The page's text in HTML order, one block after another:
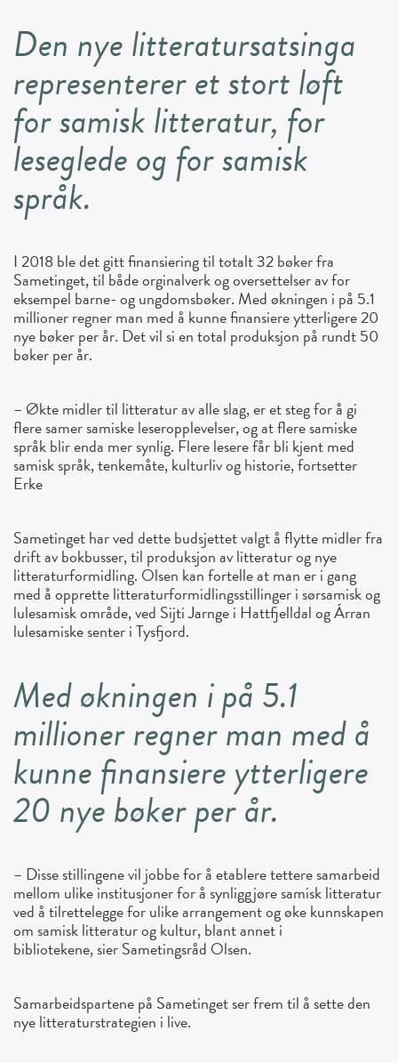
Den nye litteratursatsinga
representerer et stort løft
for samisk litteratur, for
leseglede og for samisk
språk.
I 2018 ble det gitt finansiering til totalt 32 bøker fra
Sametinget, til både orginalverk og oversettelser av for
eksempel barne- og ungdomsbøker. Med økningen i på 5.1
millioner regner man med å kunne finansiere ytterligere 20
nye bøker per år. Det vil si en total produksjon på rundt 50
bøker per år.
– Økte midler til litteratur av alle slag, er et steg for å gi
flere samer samiske leseropplevelser, og at flere samiske
språk blir enda mer synlig. Flere lesere får bli kjent med
samisk språk, tenkemåte, kulturliv og historie, fortsetter
Erke
Sametinget har ved dette budsjettet valgt å flytte midler fra
drift av bokbusser, til produksjon av litteratur og nye
litteraturformidling. Olsen kan fortelle at man er i gang
med å opprette litteraturformidlingsstillinger i sørsamisk og
lulesamisk område, ved Sijti Jarnge i Hattfjelldal og Árran
lulesamiske senter i Tysfjord.
Med økningen i på 5.1
millioner regner man med å
kunne finansiere ytterligere
20 nye bøker per år.
– Disse stillingene vil jobbe for å etablere tettere samarbeid
mellom ulike institusjoner for å synliggjøre samisk litteratur
ved å tilrettelegge for ulike arrangement og øke kunnskapen
om samisk litteratur og kultur, blant annet i
bibliotekene, sier Sametingsråd Olsen.
Samarbeidspartene på Sametinget ser frem til å sette den
nye litteraturstrategien i live.